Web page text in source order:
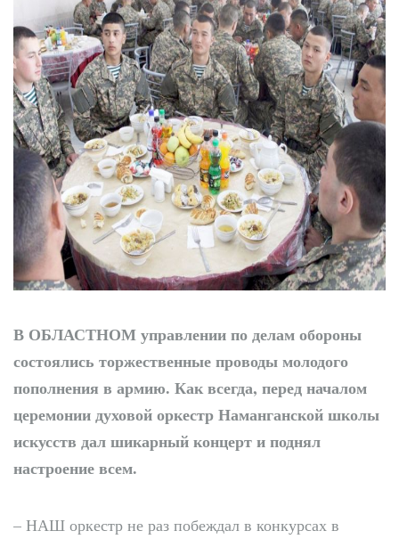
«Shirin Kids»: новый
детский сад - новые
возможности
В ОБЛАСТНОМуправлении по делам обороны
состоялись торжественные проводы молодого
пополнения в армию. Как всегда, перед началом
церемонии духовой оркестр Наманганской школы
искусств дал шикарный концерт и поднял
настроение всем.
– НАШ оркестр не раз побеждал в конкурсах в